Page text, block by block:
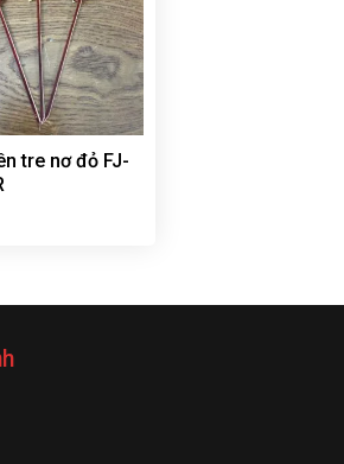
tre nơ đỏ FJ-